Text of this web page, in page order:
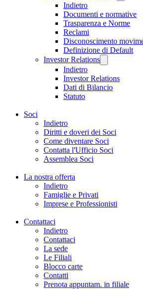
Indietro
Documenti e normative
Trasparenza e Norme
Reclami
Disconoscimento
Definizione di Default
Investor Relations
Indietro
Investor Relations
Dati di Bilancio
Statuto
Soci
Indietro
Diritti e doveri dei Soci
Come diventare Soci
Contatta l'Ufficio Soci
Assemblea Soci
La nostra offerta
Indietro
Famiglie e Privati
Imprese e Professionisti
Contattaci
Indietro
Contattaci
La sede
Le Filiali
Blocco carte
Contatti
Prenota appuntam. in filiale